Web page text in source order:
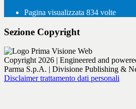
Pagina visualizzata 834 volte
Sezione Copyright
Copyright 2026 | Engineered and
Parma S.p.A. | Divisione Publishing &
Disclaimer trattamento dati personali